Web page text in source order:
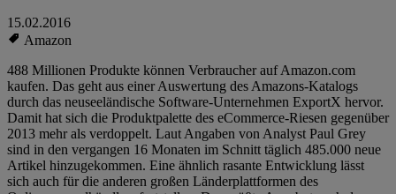
15.02.2016
Amazon
488 Millionen Produkte können Verbraucher auf Amazon.com
kaufen. Das geht aus einer Auswertung des Amazons-Katalogs
durch das neuseeländische Software-Unternehmen ExportX hervor.
Damit hat sich die Produktpalette des eCommerce-Riesen gegenüber
2013 mehr als verdoppelt. Laut Angaben von Analyst Paul Grey
sind in den vergangen 16 Monaten im Schnitt täglich 485.000 neue
Artikel hinzugekommen. Eine ähnlich rasante Entwicklung lässt
sich auch für die anderen großen Länderplattformen des